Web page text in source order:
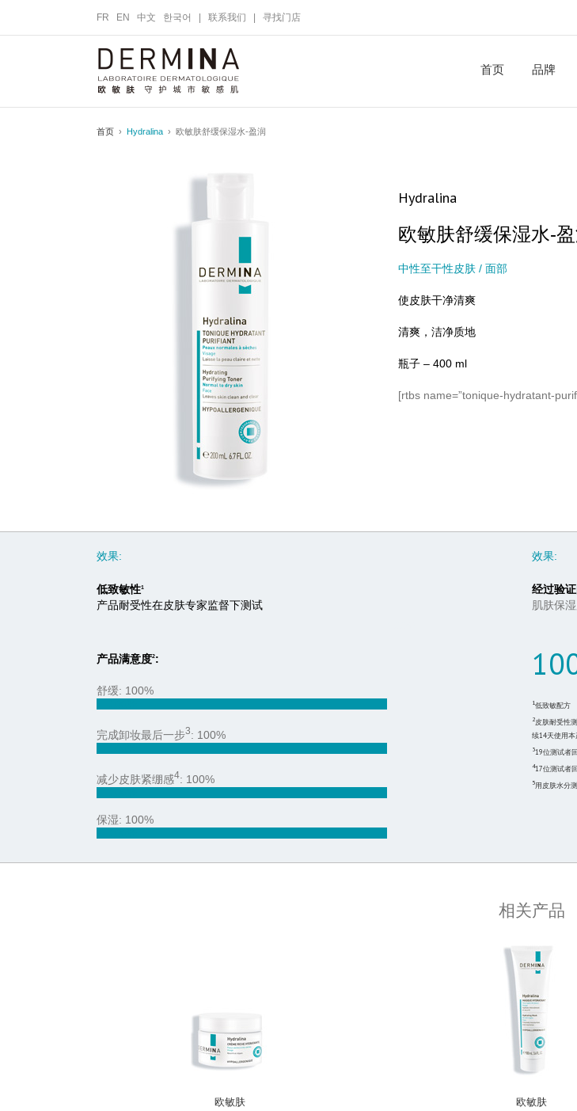
FR EN 中文 한국어 联系我们 寻找门店
首页 品牌
首页 › Hydralina › 欧敏肤舒缓保湿水-盈润
Hydralina
欧敏肤舒缓保湿水-
中性至干性皮肤 / 面部
使皮肤干净清爽
清爽，洁净质地
瓶子 – 400 ml
[rtbs name=”tonique-hydratant-
效果:
低致敏性1
产品耐受性在皮肤专家监督下测试
效果:
经过验
肌肤保
产品满意度2:
舒缓: 100%
完成卸妆最后一步3: 100%
减少皮肤紧绷感4: 100%
保湿: 100%
1低致敏配方
2皮肤耐受性
续14天使用本
319位测试者
417位测试者
5用皮肤水分
相关产品
欧敏肤
欧敏肤